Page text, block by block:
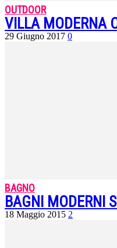
OUTDOOR
VILLA MODERNA
29 Giugno 2017 0
BAGNO
BAGNI MODERNI
18 Maggio 2015 2